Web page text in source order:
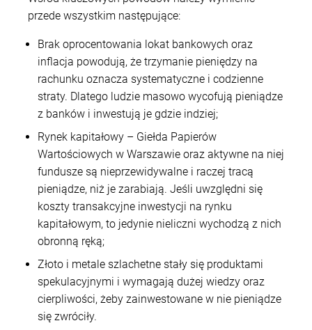
przede wszystkim następujące:
Brak oprocentowania lokat bankowych oraz
inflacja powodują, że trzymanie pieniędzy na
rachunku oznacza systematyczne i codzienne
straty. Dlatego ludzie masowo wycofują pieniądze
z banków i inwestują je gdzie indziej;
Rynek kapitałowy – Giełda Papierów
Wartościowych w Warszawie oraz aktywne na niej
fundusze są nieprzewidywalne i raczej tracą
pieniądze, niż je zarabiają. Jeśli uwzględni się
koszty transakcyjne inwestycji na rynku
kapitałowym, to jedynie nieliczni wychodzą z nich
obronną ręką;
Złoto i metale szlachetne stały się produktami
spekulacyjnymi i wymagają dużej wiedzy oraz
cierpliwości, żeby zainwestowane w nie pieniądze
się zwróciły.